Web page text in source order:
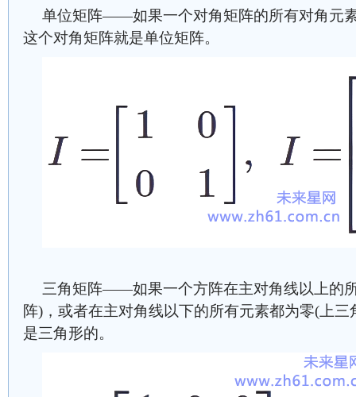
单位矩阵——如果一个对角矩阵的所有对角元
这个对角矩阵就是单位矩阵。
三角矩阵——如果一个方阵在主对角线以上的
阵)，或者在主对角线以下的所有元素都为零(上
是三角形的。